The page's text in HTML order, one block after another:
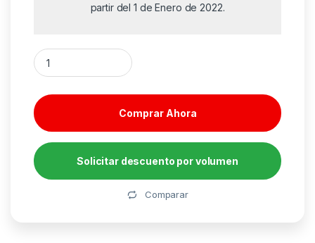
partir del 1 de Enero de 2022.
Portátil HP ProBook 4 G1i AD2U6ET Intel Core Ultra 7-255U/
Comprar Ahora
Solicitar descuento por volumen
Comparar